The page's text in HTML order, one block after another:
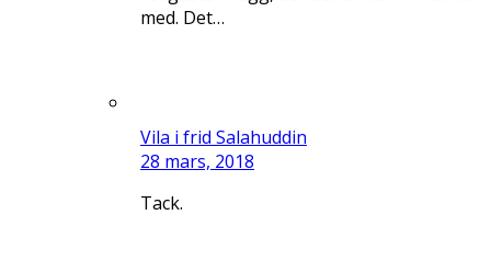
med. Det…
Vila i frid Salahuddin
28 mars, 2018
Tack.